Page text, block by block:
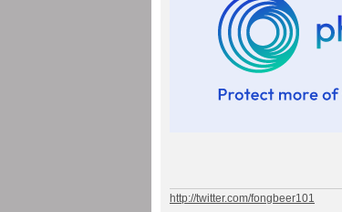
http://twitter.com/fongbeer101